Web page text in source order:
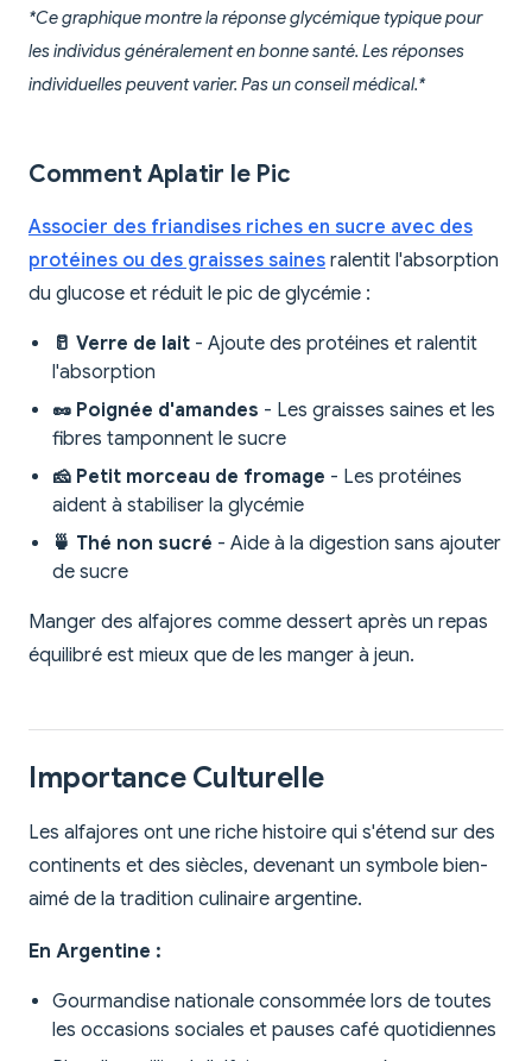
*Ce graphique montre la réponse glycémique typique pour
les individus généralement en bonne santé. Les réponses
individuelles peuvent varier. Pas un conseil médical.*
Comment Aplatir le Pic
Associer des friandises riches en sucre avec des
protéines ou des graisses saines ralentit l'absorption
du glucose et réduit le pic de glycémie :
🥛 Verre de lait - Ajoute des protéines et ralentit
l'absorption
🥜 Poignée d'amandes - Les graisses saines et les
fibres tamponnent le sucre
🧀 Petit morceau de fromage - Les protéines
aident à stabiliser la glycémie
🍵 Thé non sucré - Aide à la digestion sans ajouter
de sucre
Manger des alfajores comme dessert après un repas
équilibré est mieux que de les manger à jeun.
Importance Culturelle
Les alfajores ont une riche histoire qui s'étend sur des
continents et des siècles, devenant un symbole bien-
aimé de la tradition culinaire argentine.
En Argentine :
Gourmandise nationale consommée lors de toutes
les occasions sociales et pauses café quotidiennes